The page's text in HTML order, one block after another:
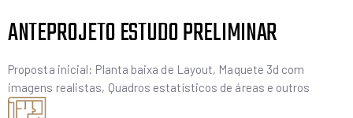
ANTEPROJETO ESTUDO PRELIMINAR
Proposta inicial: Planta baixa de Layout, Maquete 3d com
imagens realistas, Quadros estatísticos de áreas e outros